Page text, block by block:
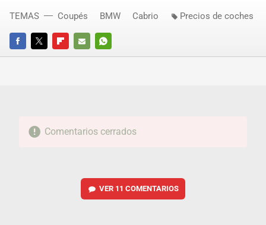
FACEBOOKTWITTERFLIPBOARD
E-
WHATSAPP
TEMAS Coupés BMW Cabrio Precios de coches
Comentarios cerrados
VER 11 COMENTARIOS